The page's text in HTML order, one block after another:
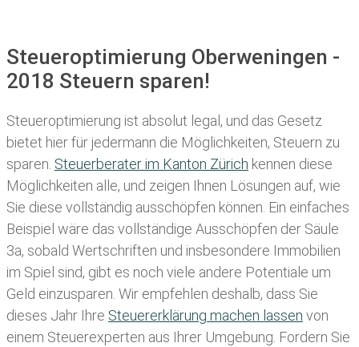
Steueroptimierung Oberweningen -
2018 Steuern sparen!
Steueroptimierung ist absolut legal, und das Gesetz
bietet hier für jedermann die Möglichkeiten, Steuern zu
sparen. Steuerberater im K anton Zürich kennen diese
Möglichkeiten alle, und zeigen Ihnen Lösungen auf, wie
Sie diese vollständig ausschöpfen können. Ein einfaches
Beispiel wäre das vollständige Ausschöpfen der Säule
3a, sobald Wertschriften und insbesondere Immobilien
im Spiel sind, gibt es noch viele andere Potentiale um
Geld einzusparen. Wir empfehlen deshalb, dass Sie
dieses Jahr Ihre Steuererklärung machen lassen von
einem Steuerexperten aus Ihrer Umgebung. Fordern Sie